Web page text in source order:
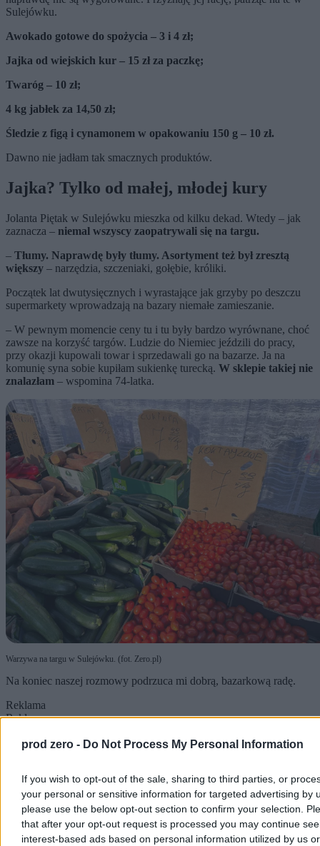
prod zero - Do Not Process My Personal Information
If you wish to opt-out of the sale, sharing to third parties, or
your personal or sensitive information for targeted advertising by
please use the below opt-out section to confirm your selection.
that after your opt-out request is processed you may continue
interest-based ads based on personal information utilized by us or
Sulejówku.
Awokado gotowe do spożycia – 3 i 4 zł;
Jajka od wiejskich kur – 15 zł za paczkę;
Twaróg – 10 zł;
4 kg jabłek za 14,50 zł;
Śledzie z figą i cynamonem w opakowaniu 150 g – 10 zł.
Dawno nie jadłam tak smacznych produktów.
Jajka? Tylko od małej, młodej kury
Jolanta Piętak w Sulejówku mieszka od kilku dekad. Wtedy – jak
zaznacza – niemal wszyscy zaopatrywali się na targu.
– Tłumy. Naprawdę były tłumy. Asortyment też był zresztą
większy – narzędzia, szczeniaki, gołębie, króliki.
Początek lat dwutysięcznych i wyrastające jak grzyby po deszczu
supermarkety wprowadzają na bazary niemałe zamieszanie.
– W pewnym momencie ceny tu i tu były bardzo wyrównane, choć
zawsze na korzyść targów. Ludzie do Niemiec jeździli do pracy,
przy okazji kupowali towar i sprzedawali go na bazarze. Ja na
komunię syna sobie kupiłam sukienkę turecką. W sklepie takiej nie
znalazłam – wspomina 74-latka.
Warzywa na targu w Sulejówku. (fot. Zero.pl)
Na koniec naszej rozmowy podrzuca mi dobrą, bazarkową radę.
Reklama
Reklama